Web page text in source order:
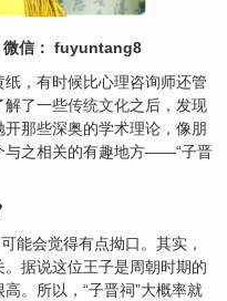
微信： fuyuntang8
，有时候比心理咨询师还管
解了一些传统文化之后，发现
那些深奥的学术理论，像朋
与之相关的有趣地方——“子晋
能会觉得有点拗口。其实，
据说这位王子是周朝时期的
高。所以，“子晋祠”大概率就